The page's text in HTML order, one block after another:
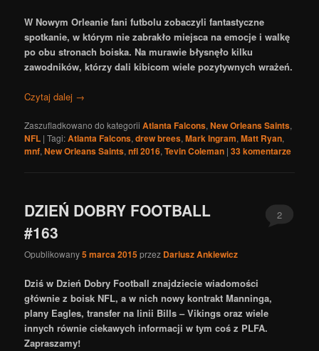
W Nowym Orleanie fani futbolu zobaczyli fantastyczne
spotkanie, w którym nie zabrakło miejsca na emocje i walkę
po obu stronach boiska. Na murawie błysnęło kilku
zawodników, którzy dali kibicom wiele pozytywnych wrażeń.
Czytaj dalej →
Zaszufladkowano do kategorii Atlanta Falcons,New Orleans Saints,
NFL |Tagi:Atlanta Falcons,drew brees,Mark Ingram,Matt Ryan,
mnf,New Orleans Saints,nfl 2016,Tevin Coleman |33komentarze
DZIEŃ DOBRY FOOTBALL
#163
Opublikowany5 marca 2015przez Dariusz Ankiewicz
2
Dziś w Dzień Dobry Football znajdziecie wiadomości
głównie z boisk NFL, a w nich nowy kontrakt Manninga,
plany Eagles, transfer na linii Bills – Vikings oraz wiele
innych równie ciekawych informacji w tym coś z PLFA.
Zapraszamy!